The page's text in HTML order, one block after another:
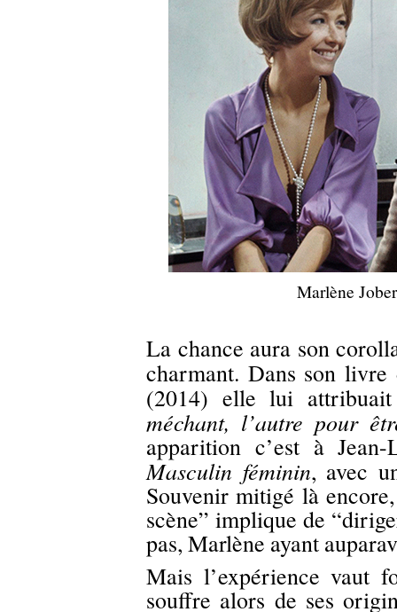
Marlène
La chance aura son
charmant. Dans son
(2014) elle lui
méchant, l’autre pour
apparition c’est à
Masculin féminin, avec
Souvenir mitigé là
scène” implique de
pas, Marlène ayant
Mais l’expérience vaut
souffre alors de ses